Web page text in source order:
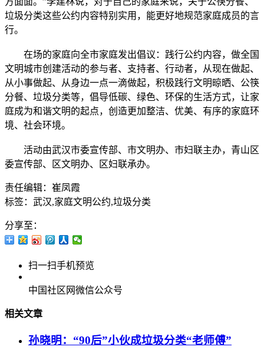
垃圾分类这些公约内容特别实用，能更好地规范家庭成员的言
行。
在场的家庭向全市家庭发出倡议：践行公约内容，做全国
文明城市创建活动的参与者、支持者、行动者，从现在做起、
从小事做起、从身边一点一滴做起，积极践行文明晾晒、公筷
分餐、垃圾分类等，倡导低碳、绿色、环保的生活方式，让家
庭成为和谐文明的起点，创造更加整洁、优美、有序的家庭环
境、社会环境。
活动由武汉市委宣传部、市文明办、市妇联主办，青山区
委宣传部、区文明办、区妇联承办。
责任编辑：崔凤霞
标签：武汉,家庭文明公约,垃圾分类
分享至：
扫一扫手机预览
中国社区网微信公众号
相关文章
孙晓明：“90后”小伙成垃圾分类“老师傅”